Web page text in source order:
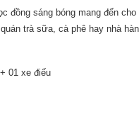
đồng sáng bóng mang đến
trà sữa, cà phê hay nhà
01 xe điếu